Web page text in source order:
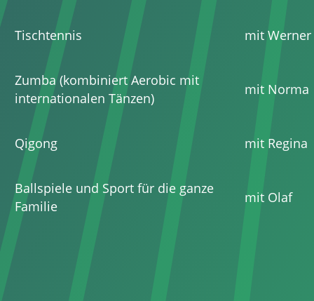
Tischtennis mit Werner
Zumba (kombiniert Aerobic mit
internationalen Tänzen)
mit Norma
Qigong mit Regina
Ballspiele und Sport für die ganze
Familie
mit Olaf